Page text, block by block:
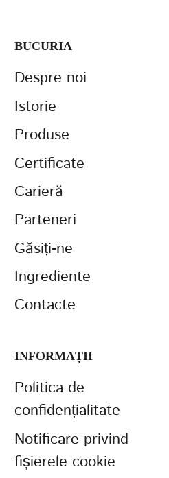
BUCURIA
Despre noi
Istorie
Produse
Certificate
Carieră
Parteneri
Găsiți-ne
Ingrediente
Contacte
INFORMAȚII
Politica de
confidențialitate
Notificare privind
fișierele cookie